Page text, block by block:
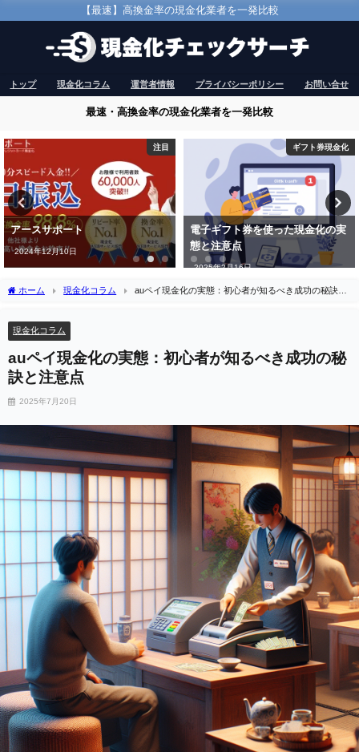
【最速】高換金率の現金化業者を一発比較
トップ 現金化コラム 運営者情報 プライバシーポリシー お問い合せ
最速・高換金率の現金化業者を一発比較
注目
アースサポート
2024年12月10日
ギフト券現金化
電子ギフト券を使った現金化の実
態と注意点
2025年2月16日
ホーム 現金化コラム
auペイ現金化の実態：初心者が知るべき成功の秘訣と
現金化コラム
auペイ現金化の実態：初心者が知るべき成功の秘
訣と注意点
2025年7月20日